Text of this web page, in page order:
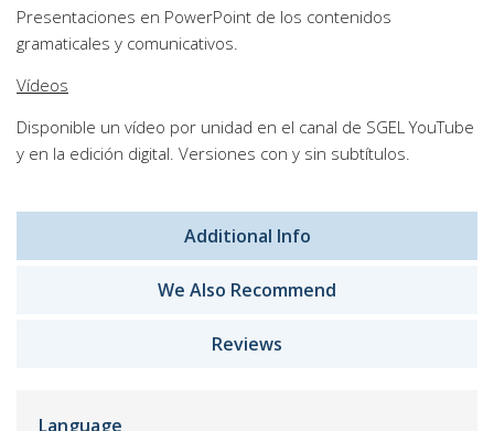
Presentaciones en PowerPoint de los contenidos
gramaticales y comunicativos.
Vídeos
Disponible un vídeo por unidad en el canal de SGEL YouTube
y en la edición digital. Versiones con y sin subtítulos.
Additional Info
We Also Recommend
Reviews
Language